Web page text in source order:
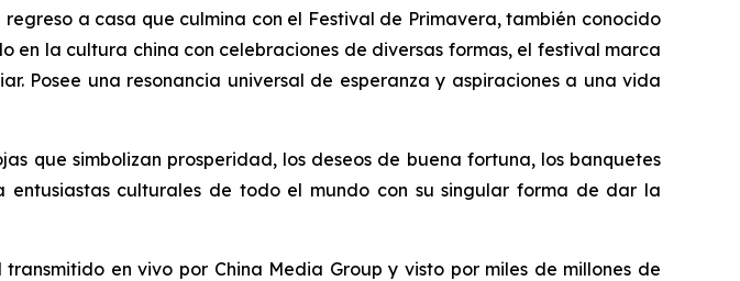
a casa que culmina con el Festival de Primavera, también conocido
en la cultura china con celebraciones de diversas formas, el festival marca
Posee una resonancia universal de esperanza y aspiraciones a una vida
que simbolizan prosperidad, los deseos de buena fortuna, los banquetes
culturales de todo el mundo con su singular forma de dar la
en vivo por China Media Group y visto por miles de millones de